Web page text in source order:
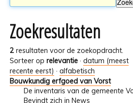
Zoekresultaten
2 resultaten voor de zoekopdracht.
Sorteer op relevantie · datum (meest
recente eerst) · alfabetisch
Bouwkundig erfgoed van Vorst
De inventaris van de gemeente
Bevindt zich in News